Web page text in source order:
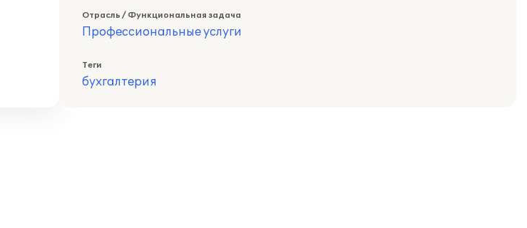
Отрасль / Функциональная задача
Профессиональные услуги
Теги
бухгалтерия